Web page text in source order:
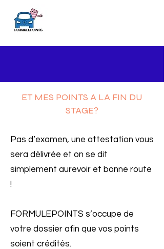
ET MES POINTS A LA FIN DU
STAGE?
Pas d’examen, une attestation vous
sera délivrée et on se dit
simplement aurevoir et bonne route
!
FORMULEPOINTS s’occupe de
votre dossier afin que vos points
soient crédités.